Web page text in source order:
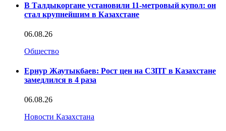
В Талдыкоргане установили 11-метровый купол: он
стал крупнейшим в Казахстане
06.08.26
Общество
Ернур Жаутыкбаев: Рост цен на СЗПТ в Казахстане
замедлился в 4 раза
06.08.26
Новости Казахстана